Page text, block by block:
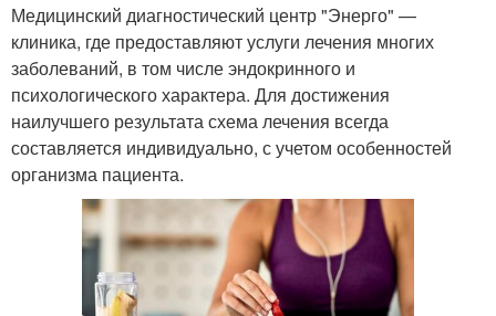
Медицинский диагностический центр "Энерго" —
клиника, где предоставляют услуги лечения многих
заболеваний, в том числе эндокринного и
психологического характера. Для достижения
наилучшего результата схема лечения всегда
составляется индивидуально, с учетом особенностей
организма пациента.